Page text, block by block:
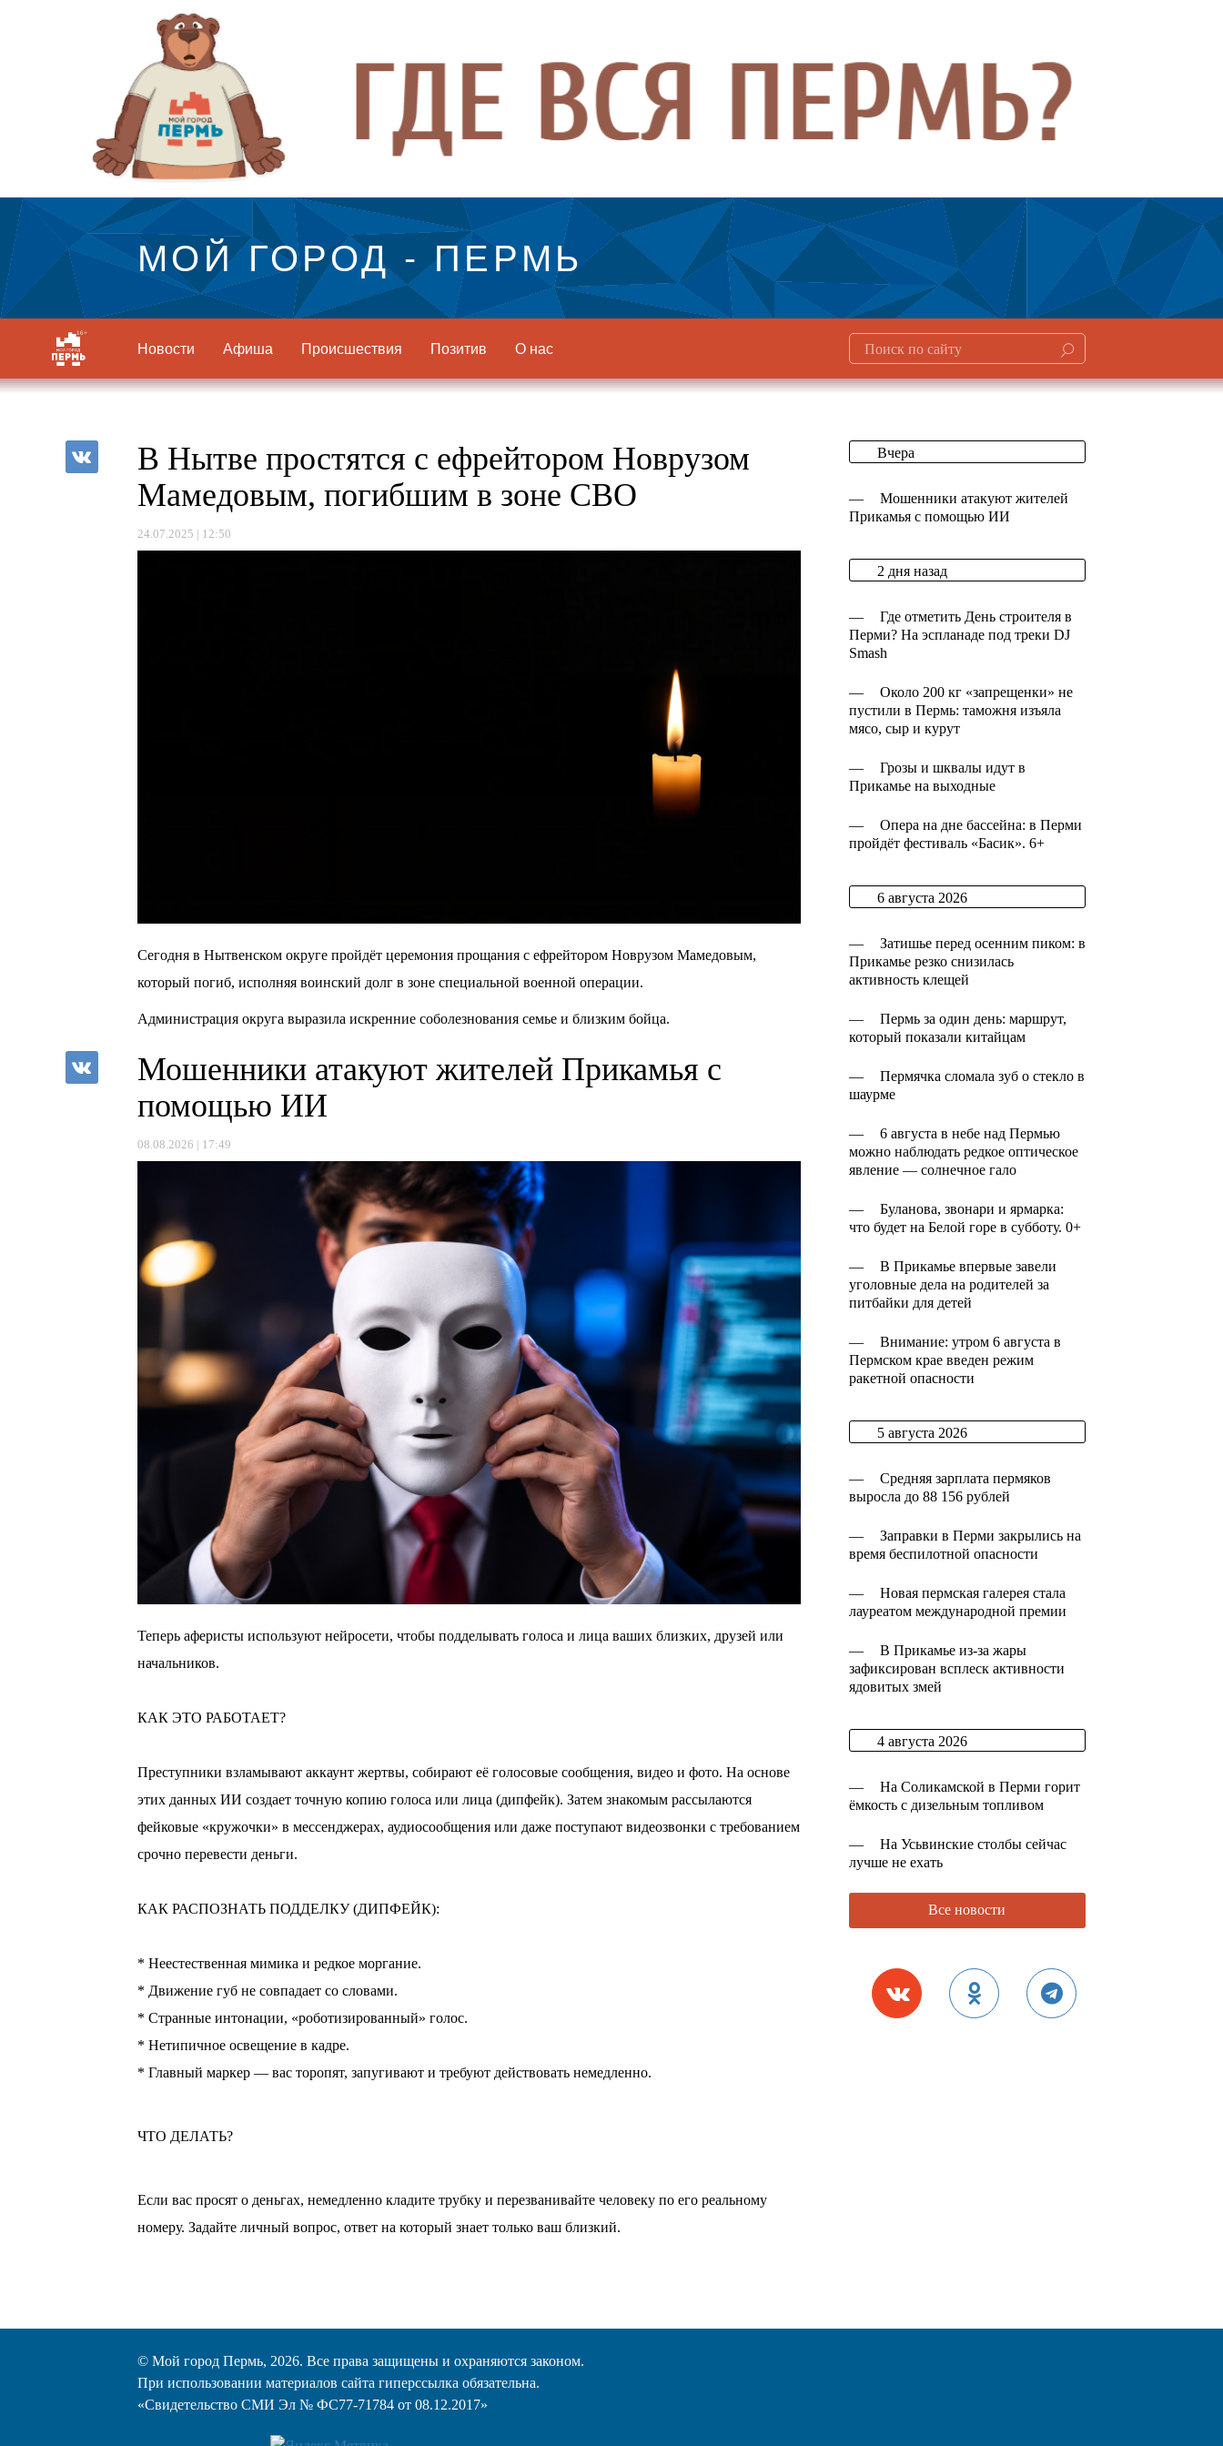
МОЙ ГОРОД - ПЕРМЬ
Новости Афиша Происшествия Позитив О нас
В Нытве простятся с ефрейтором Новрузом
Мамедовым, погибшим в зоне СВО
24.07.2025 | 12:50
Сегодня в Нытвенском округе пройдёт церемония прощания с ефрейтором Новрузом Мамедовым,
который погиб, исполняя воинский долг в зоне специальной военной операции.
Администрация округа выразила искренние соболезнования семье и близким бойца.
Мошенники атакуют жителей Прикамья с
помощью ИИ
08.08.2026 | 17:49
Теперь аферисты используют нейросети, чтобы подделывать голоса и лица ваших близких, друзей или
начальников.
КАК ЭТО РАБОТАЕТ?
Преступники взламывают аккаунт жертвы, собирают её голосовые сообщения, видео и фото. На основе
этих данных ИИ создает точную копию голоса или лица (дипфейк). Затем знакомым рассылаются
фейковые «кружочки» в мессенджерах, аудиосообщения или даже поступают видеозвонки с требованием
срочно перевести деньги.
КАК РАСПОЗНАТЬ ПОДДЕЛКУ (ДИПФЕЙК):
* Неестественная мимика и редкое моргание.
* Движение губ не совпадает со словами.
* Странные интонации, «роботизированный» голос.
* Нетипичное освещение в кадре.
* Главный маркер — вас торопят, запугивают и требуют действовать немедленно.
ЧТО ДЕЛАТЬ?
Если вас просят о деньгах, немедленно кладите трубку и перезванивайте человеку по его реальному
номеру. Задайте личный вопрос, ответ на который знает только ваш близкий.
Вчера
—
Мошенники атакуют жителей
Прикамья с помощью ИИ
2 дня назад
—
Где отметить День строителя в
Перми? На эспланаде под треки DJ
Smash
—
Около 200 кг «запрещенки» не
пустили в Пермь: таможня изъяла
мясо, сыр и курут
—
Грозы и шквалы идут в
Прикамье на выходные
—
Опера на дне бассейна: в Перми
пройдёт фестиваль «Басик». 6+
6 августа 2026
—
Затишье перед осенним пиком: в
Прикамье резко снизилась
активность клещей
—
Пермь за один день: маршрут,
который показали китайцам
—
Пермячка сломала зуб о стекло в
шаурме
—
6 августа в небе над Пермью
можно наблюдать редкое оптическое
явление — солнечное гало
—
Буланова, звонари и ярмарка:
что будет на Белой горе в субботу. 0+
—
В Прикамье впервые завели
уголовные дела на родителей за
питбайки для детей
—
Внимание: утром 6 августа в
Пермском крае введен режим
ракетной опасности
5 августа 2026
—
Средняя зарплата пермяков
выросла до 88 156 рублей
—
Заправки в Перми закрылись на
время беспилотной опасности
—
Новая пермская галерея стала
лауреатом международной премии
—
В Прикамье из-за жары
зафиксирован всплеск активности
ядовитых змей
4 августа 2026
—
На Соликамской в Перми горит
ёмкость с дизельным топливом
—
На Усьвинские столбы сейчас
лучше не ехать
Все новости
© Мой город Пермь, 2026. Все права защищены и охраняются законом.
При использовании материалов сайта гиперссылка обязательна.
«Cвидетельство СМИ Эл № ФС77-71784 от 08.12.2017»